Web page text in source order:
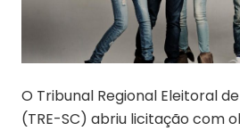
O Tribunal Regional Eleitoral
(TRE-SC) abriu licitação com